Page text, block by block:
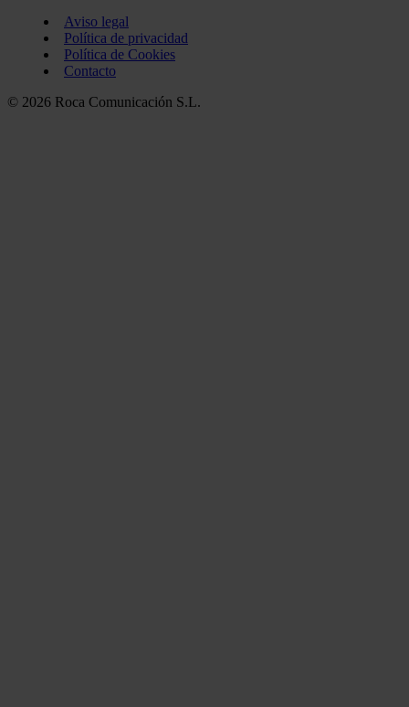
Aviso legal
Política de privacidad
Política de Cookies
Contacto
© 2026 Roca Comunicación S.L.